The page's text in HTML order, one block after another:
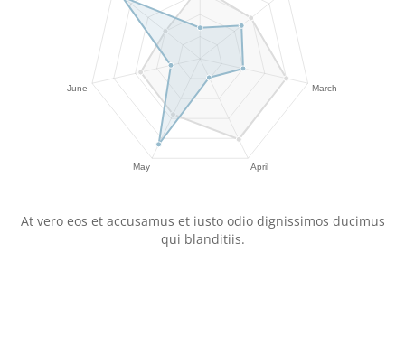
At vero eos et accusamus et iusto odio dignissimos ducimus
qui blanditiis.